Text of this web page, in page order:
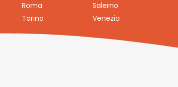
Roma
Salerno
Torino Venezia